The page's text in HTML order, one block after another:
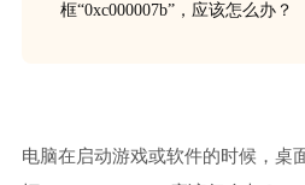
框“0xc000007b”，应该怎么办？
电脑在启动游戏或软件的时候，桌